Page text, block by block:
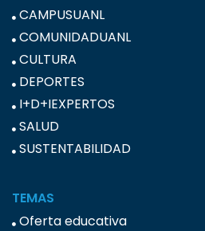
CAMPUSUANL
COMUNIDADUANL
CULTURA
DEPORTES
I+D+IEXPERTOS
SALUD
SUSTENTABILIDAD
TEMAS
Oferta educativa